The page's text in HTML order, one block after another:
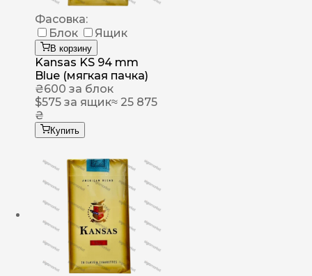
Фасовка:
Блок
Ящик
В корзину
Kansas KS 94 mm
Blue (мягкая пачка)
₴600 за блок
$575 за ящик≈ 25 875
₴
Купить